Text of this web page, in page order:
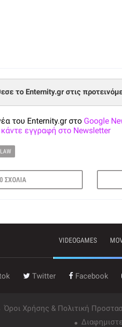
το Enternity.gr στις
του Enternity.gr στο Google
κάντε εγγραφή στο Newsletter
0 ΣΧΟΛΙΑ
VIDEOGAMES
Twitter Facebook
Όροι Χρήσης & Πολιτική